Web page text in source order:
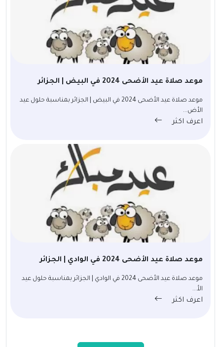
موعد صلاة عيد الأضحى 2024 في البيض | الجزائر
موعد صلاة عيد الأضحى 2024 في البيض | الجزائر بمناسبة حلول عيد
الأض...
اعرف اكثر
موعد صلاة عيد الأضحى 2024 في الوادي | الجزائر
موعد صلاة عيد الأضحى 2024 في الوادي | الجزائر بمناسبة حلول عيد
الأ...
اعرف اكثر